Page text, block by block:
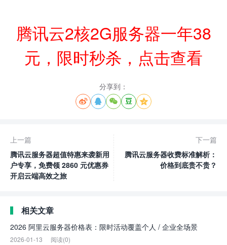
腾讯云2核2G服务器一年38
元，限时秒杀，点击查看
分享到：
    
上一篇
腾讯云服务器超值特惠来袭新用
户专享，免费领 2860 元优惠券
开启云端高效之旅
下一篇
腾讯云服务器收费标准解析：
价格到底贵不贵？
相关文章
2026 阿里云服务器价格表：限时活动覆盖个人 / 企业全场景
2026-01-13 阅读(0)